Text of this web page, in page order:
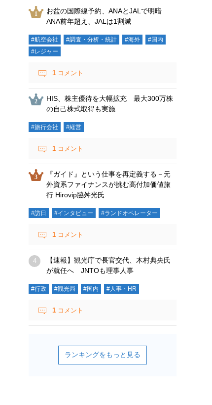
お盆の国際線予約、ANAとJALで明暗
ANA前年超え、JALは1割減
#航空会社 #調査・分析・統計 #海外
#国内
#レジャー
1 コメント
HIS、株主優待を大幅拡充 最大300万株
の自己株式取得も実施
#旅行会社 #経営
1 コメント
『ガイド』という仕事を再定義する－元
外資系ファイナンスが挑む高付加価値旅
行 Hirovip脇舛光氏
#訪日 #インタビュー #ランドオペレーター
1 コメント
【速報】観光庁で長官交代、木村典央氏
が就任へ JNTOも理事人事
#行政 #観光局 #国内 #人事・HR
1 コメント